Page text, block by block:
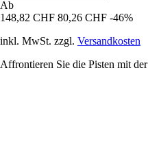
Ab
148,82 CHF 80,26 CHF -46%
inkl. MwSt. zzgl. Versandkosten
Affrontieren Sie die Pisten mit